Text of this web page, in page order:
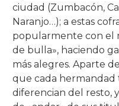
ciudad (Zumbacón,
Naranjo…); a estas
popularmente con el
de bulla», haciendo
más alegres. Aparte
que cada hermandad
diferencian del resto,